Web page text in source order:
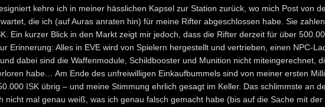
kehre ich in meiner hässlichen Kapsel zur Station zurück, wo mich Post von
die ich (auf Auras anraten hin) für meine Rifter abgeschlossen habe. Sie
Ein kurzer Blick in den Markt zeigt mir jedoch, dass die Rifter derzeit für über
Erinnerung: Alles in EVE wird von Spielern hergestellt und vertrieben, einen NPC-
dabei sind die Waffenmodule, Schildbooster und Munition nicht miteingerechnet,
habe… Am Ende des unfreiwilligen Einkaufbummels sind von meiner ersten
ISK übrig – und meine Stimmung ehrlich gesagt im Keller. Das schlimmste an
nicht mal genau weiß, was ich genau falsch gemacht habe (bis auf die Sache mit der